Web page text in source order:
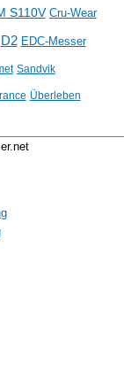
S110V Cru-Wear
D2 EDC-Messer
Sandvik
Überleben